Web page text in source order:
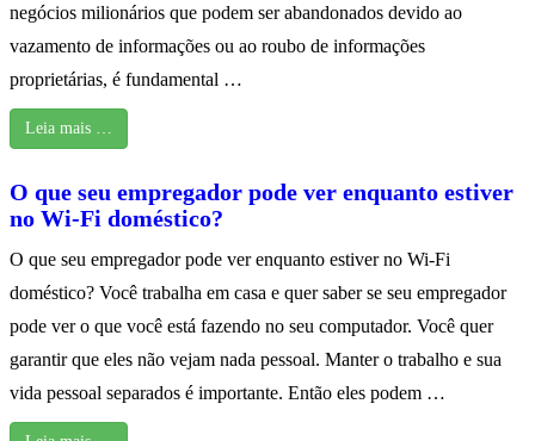
negócios milionários que podem ser abandonados devido ao
vazamento de informações ou ao roubo de informações
proprietárias, é fundamental …
Leia mais …
O que seu empregador pode ver enquanto estiver
no Wi-Fi doméstico?
O que seu empregador pode ver enquanto estiver no Wi-Fi
doméstico? Você trabalha em casa e quer saber se seu empregador
pode ver o que você está fazendo no seu computador. Você quer
garantir que eles não vejam nada pessoal. Manter o trabalho e sua
vida pessoal separados é importante. Então eles podem …